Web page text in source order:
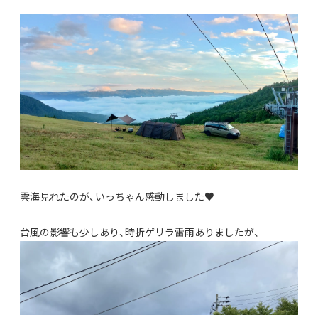
雲海見れたのが、いっちゃん感動しました♥
台風の影響も少しあり、時折ゲリラ雷雨ありましたが、